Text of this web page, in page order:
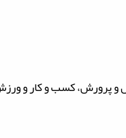
و پرورش، کسب و کار و